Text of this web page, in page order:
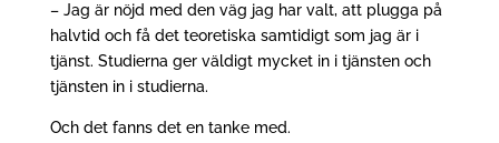
– Jag är nöjd med den väg jag har valt, att plugga på
halvtid och få det teoretiska samtidigt som jag är i
tjänst. Studierna ger väldigt mycket in i tjänsten och
tjänsten in i studierna.
Och det fanns det en tanke med.